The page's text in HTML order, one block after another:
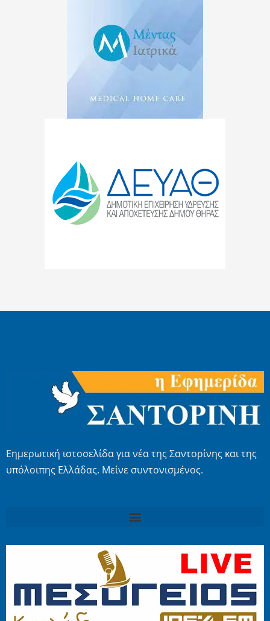
Εημερωτική ιστοσελίδα για νέα της Σαντορίνης και της
υπόλοιπης Ελλάδας. Μείνε συντονισμένος.